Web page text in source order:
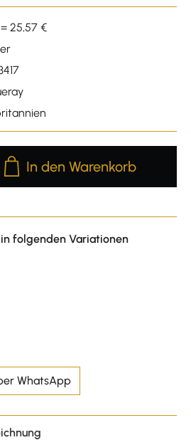
25,57 €
Anzahl: Gib den
In den Warenkorb
folgenden Variationen
WhatsApp